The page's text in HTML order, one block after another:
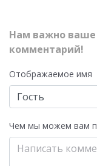
Нам важно ваше
комментарий!
Отображаемое имя
Чем мы можем вам